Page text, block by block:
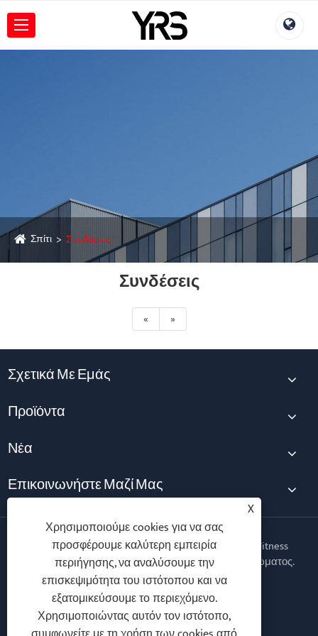
Σπίτι Συνδέσεις
Συνδέσεις
« »
Σχετικά Με Εμάς
Προϊόντα
Νέα
Επικοινωνήστε Μαζί Μας
Πνευματικά δικαιώματα © 2026 Qingdao Yingruis Fitness
Technology Co., Ltd. Με την επιφύλαξη παντός δικαιώματος.
Follow Us
X
Χρησιμοποιούμε cookies για να σας
προσφέρουμε καλύτερη εμπειρία
περιήγησης, να αναλύσουμε την
επισκεψιμότητα του ιστότοπου και να
εξατομικεύσουμε το περιεχόμενο.
Χρησιμοποιώντας αυτόν τον ιστότοπο,